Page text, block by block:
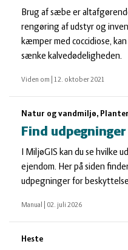
Brug af sæbe er
rengøring af udstyr og
kæmper med coccidiose,
sænke kalvedødeligheden.
Viden om 12. oktober 2021
Natur og vandmiljø, Planter
Find
I MiljøGIS kan du se hvilke
ejendom. Her på siden
udpegninger for
Manual 02. juli 2026
Heste